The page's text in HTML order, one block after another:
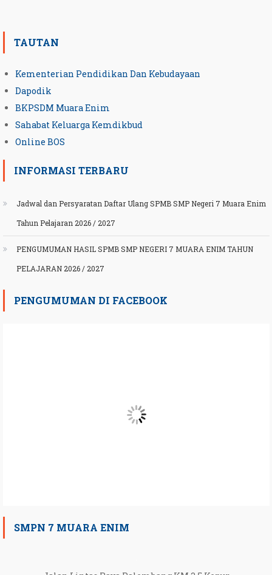
TAUTAN
Kementerian Pendidikan Dan Kebudayaan
Dapodik
BKPSDM Muara Enim
Sahabat Keluarga Kemdikbud
Online BOS
INFORMASI TERBARU
Jadwal dan Persyaratan Daftar Ulang SPMB SMP Negeri 7 Muara Enim
Tahun Pelajaran 2026 / 2027
PENGUMUMAN HASIL SPMB SMP NEGERI 7 MUARA ENIM TAHUN
PELAJARAN 2026 / 2027
PENGUMUMAN DI FACEBOOK
SMPN 7 MUARA ENIM